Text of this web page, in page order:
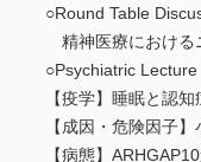
○Round Table
精神医療における
○Psychiatric Lecture
【疫学】睡眠と認
【成因・危険因子
【病態】